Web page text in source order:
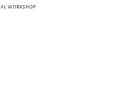
workshop